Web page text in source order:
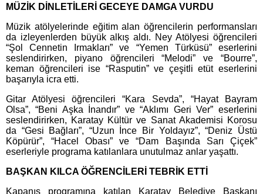
MÜZİK DİNLETİLERİ GECEYE DAMGA VURDU
Müzik atölyelerinde eğitim alan öğrencilerin performansları
da izleyenlerden büyük alkış aldı. Ney Atölyesi öğrencileri
“Şol Cennetin Irmakları” ve “Yemen Türküsü” eserlerini
seslendirirken, piyano öğrencileri “Melodi” ve “Bourre”,
keman öğrencileri ise “Rasputin” ve çeşitli etüt eserlerini
başarıyla icra etti.
Gitar Atölyesi öğrencileri “Kara Sevda”, “Hayat Bayram
Olsa”, “Beni Aşka İnandır” ve “Aklımı Geri Ver” eserlerini
seslendirirken, Karatay Kültür ve Sanat Akademisi Korosu
da “Gesi Bağları”, “Uzun İnce Bir Yoldayız”, “Deniz Üstü
Köpürür”, “Hacel Obası” ve “Dam Başında Sarı Çiçek”
eserleriyle programa katılanlara unutulmaz anlar yaşattı.
BAŞKAN KILCA ÖĞRENCİLERİ TEBRİK ETTİ
Kapanış programına katılan Karatay Belediye Başkanı